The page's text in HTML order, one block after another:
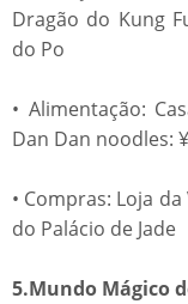
Dragão do Kung
do Po
• Alimentação:
Dan Dan noodles:
• Compras: Loja
do Palácio de Jade
5.Mundo Mágico